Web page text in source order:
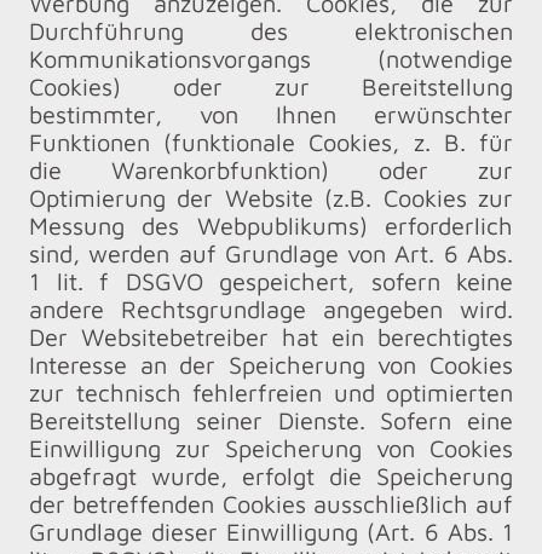
Durchführung des elektronischen
Kommunikationsvorgangs (notwendige
Cookies) oder zur Bereitstellung
bestimmter, von Ihnen erwünschter
Funktionen (funktionale Cookies, z. B. für
die Warenkorbfunktion) oder zur
Optimierung der Website (z.B. Cookies zur
Messung des Webpublikums) erforderlich
sind, werden auf Grundlage von Art. 6 Abs.
1 lit. f DSGVO gespeichert, sofern keine
andere Rechtsgrundlage angegeben wird.
Der Websitebetreiber hat ein berechtigtes
Interesse an der Speicherung von Cookies
zur technisch fehlerfreien und optimierten
Bereitstellung seiner Dienste. Sofern eine
Einwilligung zur Speicherung von Cookies
abgefragt wurde, erfolgt die Speicherung
der betreffenden Cookies ausschließlich auf
Grundlage dieser Einwilligung (Art. 6 Abs. 1